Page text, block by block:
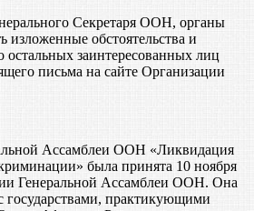
Секретаря ООН, органы
обстоятельства и
заинтересованных лиц
письма на сайте Организации
Ассамблеи ООН «Ликвидация
была принята 10 ноября
Генеральной Ассамблеи ООН. Она
государствами, практикующими